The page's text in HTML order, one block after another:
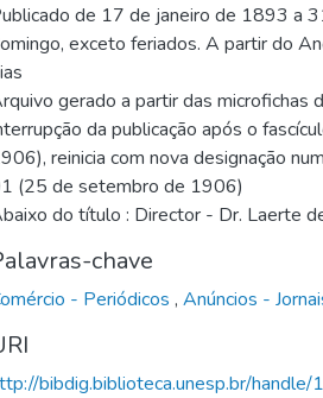
de 17 de janeiro de 1893 a
exceto feriados. A partir do
gerado a partir das microfichas
da publicação após o
reinicia com nova designação
(25 de setembro de 1906)
do título : Director - Dr. Laerte
chave
- Periódicos , Anúncios -
bibdig.biblioteca.unesp.br/